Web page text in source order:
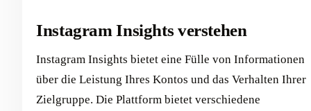
Instagram Insights verstehen
Instagram Insights bietet eine Fülle von Informationen
über die Leistung Ihres Kontos und das Verhalten Ihrer
Zielgruppe. Die Plattform bietet verschiedene